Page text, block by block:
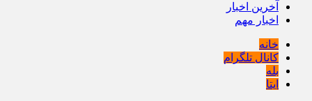
آخرین اخبار
اخبار مهم
خانه
کانال تلگرام
بله
ایتا